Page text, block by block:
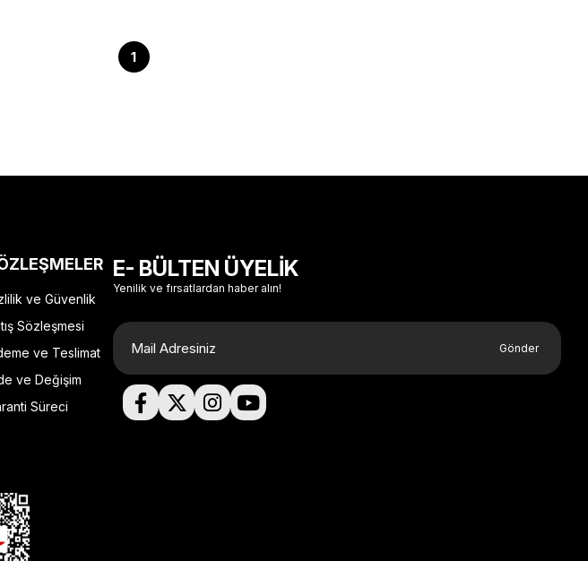
1
ve Güvenlik
Sözleşmesi
ve Teslimat
ve Değişim
Süreci
E- BÜLTEN ÜYELİK
Yenilik ve fırsatlardan haber alın!
Gönder